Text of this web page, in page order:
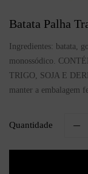
Batata Palha
Ingredientes: batata,
monossódico.
TRIGO, SOJA E
manter a embalagem
Quantidade